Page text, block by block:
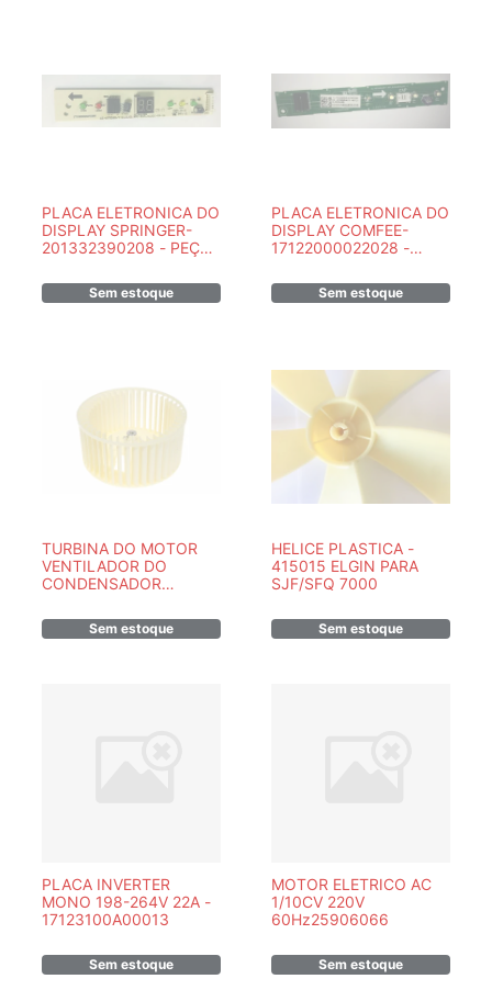
PLACA ELETRONICA DO
DISPLAY SPRINGER-
201332390208 - PEÇA
Sem estoque
PLACA ELETRONICA DO
DISPLAY COMFEE-
17122000022028 -
Sem estoque
TURBINA DO MOTOR
VENTILADOR DO
CONDENSADOR
NE1639 - PEÇA
ORIGINALSem estoque
HELICE PLASTICA -
415015 ELGIN PARA
SJF/SFQ 7000
Sem estoque
PLACA INVERTER
MONO 198-264V 22A -
17123100A00013
Sem estoque
MOTOR ELETRICO AC
1/10CV 220V
60Hz25906066
Sem estoque